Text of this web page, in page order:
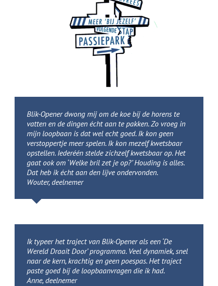
Blik-Opener dwong mij om de koe bij de horens te
vatten en de dingen écht aan te pakken. Zo vroeg in
mijn loopbaan is dat wel echt goed. Ik kon geen
verstoppertje meer spelen. Ik kon mezelf kwetsbaar
opstellen. Iederéén stelde zichzelf kwetsbaar op. Het
gaat ook om ‘Welke bril zet je op?’ Houding is alles.
Dat heb ik écht aan den lijve ondervonden.
Wouter, deelnemer
Ik typeer het traject van Blik-Opener als een ‘De
Wereld Draait Door’ programma. Veel dynamiek, snel
naar de kern, krachtig en geen poespas. Het traject
paste goed bij de loopbaanvragen die ik had.
Anne, deelnemer